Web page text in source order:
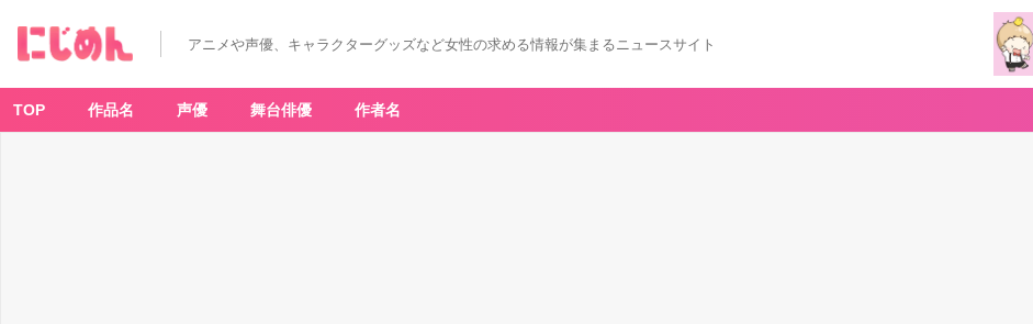
アニメや声優、キャラクターグッズなど女性の求める情報が集まるニュースサイト
TOP 作品名 声優 舞台俳優 作者名